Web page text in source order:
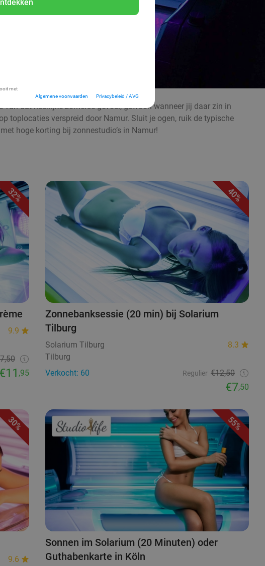
met
Algemene voorwaarden Privacybeleid / AVG
dat heerlijke zomerse gevoel, gewoon wanneer jij daar zin in
toplocaties verspreid door Namur. Sluit je ogen, ruik de typische
hoge korting bij zonnestudio’s in Namur!
32%
9.9
€11 ,95
40%
Zonnebanksessie (20 min) bij Solarium
Tilburg
Solarium Tilburg
8.3
Tilburg
Verkocht: 60
Regulier €12,50
€7,50
30%
9.6
55%
Sonnen im Solarium (20 Minuten) oder
Guthabenkarte in Köln